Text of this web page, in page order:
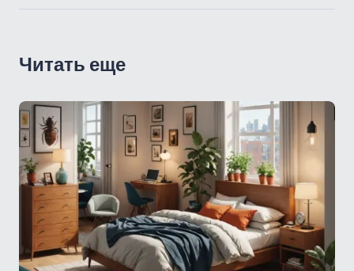
Читать еще